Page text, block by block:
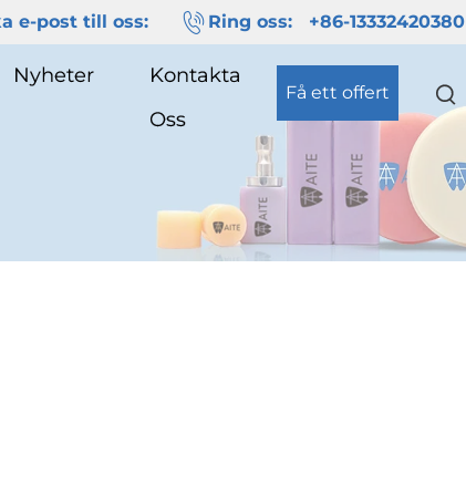
e-post till oss: Ring oss: +86-13332420380
Nyheter
Kontakta
Oss
Få ett offert